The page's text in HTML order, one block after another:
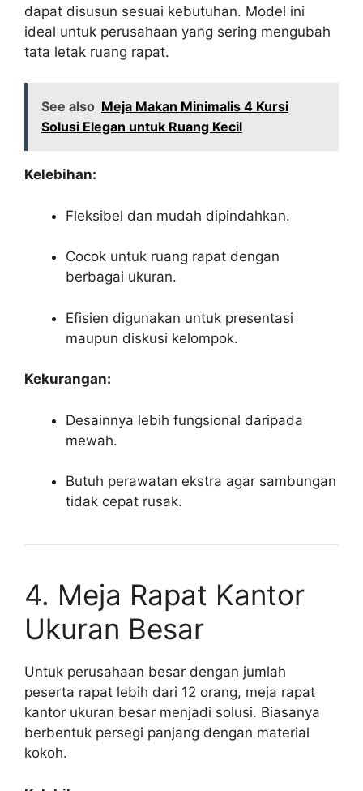
dapat disusun sesuai kebutuhan. Model ini
ideal untuk perusahaan yang sering mengubah
tata letak ruang rapat.
See also Meja Makan Minimalis 4 Kursi
Solusi Elegan untuk Ruang Kecil
Kelebihan:
Fleksibel dan mudah dipindahkan.
Cocok untuk ruang rapat dengan
berbagai ukuran.
Efisien digunakan untuk presentasi
maupun diskusi kelompok.
Kekurangan:
Desainnya lebih fungsional daripada
mewah.
Butuh perawatan ekstra agar sambungan
tidak cepat rusak.
4. Meja Rapat Kantor
Ukuran Besar
Untuk perusahaan besar dengan jumlah
peserta rapat lebih dari 12 orang, meja rapat
kantor ukuran besar menjadi solusi. Biasanya
berbentuk persegi panjang dengan material
kokoh.